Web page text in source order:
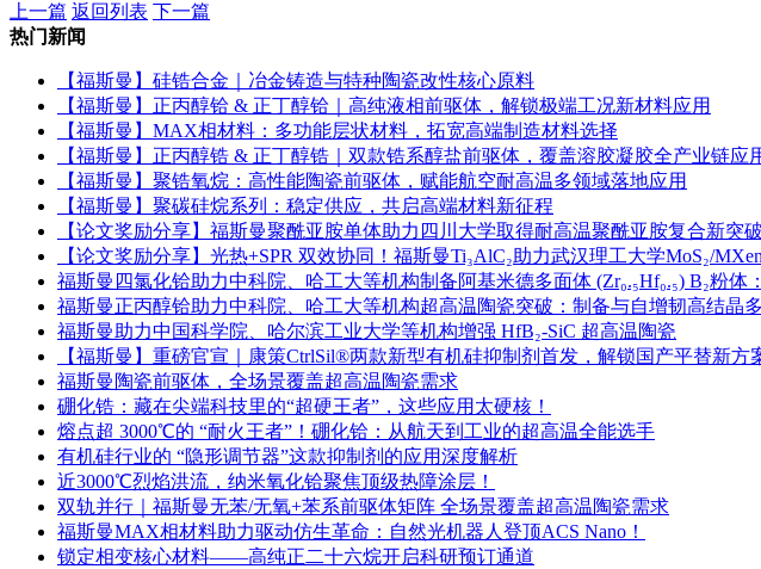
上一篇 返回列表 下一篇
热门新闻
【福斯曼】硅锆合金｜冶金铸造与特种陶瓷改性核心原料
【福斯曼】正丙醇铪 & 正丁醇铪｜高纯液相前驱体，解锁极端工况新材料应用
【福斯曼】MAX相材料：多功能层状材料，拓宽高端制造材料选择
【福斯曼】正丙醇锆 & 正丁醇锆｜双款锆系醇盐前驱体，覆盖溶胶凝胶全产业链应
【福斯曼】聚锆氧烷：高性能陶瓷前驱体，赋能航空耐高温多领域落地应用
【福斯曼】聚碳硅烷系列：稳定供应，共启高端材料新征程
【论文奖励分享】福斯曼聚酰亚胺单体助力四川大学取得耐高温聚酰亚胺复合新突破
【论文奖励分享】光热+SPR 双效协同！福斯曼Ti₃AlC₂助力武汉理工大学MoS₂/
福斯曼四氯化铪助力中科院、哈工大等机构制备阿基米德多面体 (Zr₀.₅Hf₀.₅) B₂粉体
福斯曼正丙醇铪助力中科院、哈工大等机构超高温陶瓷突破：制备与自增韧高结晶
福斯曼助力中国科学院、哈尔滨工业大学等机构增强 HfB₂-SiC 超高温陶瓷
【福斯曼】重磅官宣｜康策CtrlSil®两款新型有机硅抑制剂首发，解锁国产平替新方
福斯曼陶瓷前驱体，全场景覆盖超高温陶瓷需求
硼化锆：藏在尖端科技里的“超硬王者”，这些应用太硬核！
熔点超 3000℃的 “耐火王者”！硼化铪：从航天到工业的超高温全能选手
有机硅行业的 “隐形调节器”这款抑制剂的应用深度解析
近3000℃烈焰洪流，纳米氧化铪聚焦顶级热障涂层！
双轨并行｜福斯曼无苯/无氧+苯系前驱体矩阵 全场景覆盖超高温陶瓷需求
福斯曼MAX相材料助力驱动仿生革命：自然光机器人登顶ACS Nano！
锁定相变核心材料——高纯正二十六烷开启科研预订通道